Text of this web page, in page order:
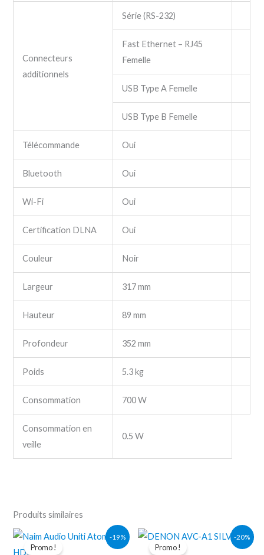
Connecteurs
additionnels
Série (RS-232)
Fast Ethernet – RJ45
Femelle
USB Type A Femelle
USB Type B Femelle
Télécommande Oui
Bluetooth Oui
Wi-Fi Oui
Certification DLNA Oui
Couleur Noir
Largeur 317 mm
Hauteur 89 mm
Profondeur 352 mm
Poids 5.3 kg
Consommation 700 W
Consommation en
veille
0.5 W
Produits similaires
-19%
Promo !
Le
prix
initial
Le
prix
-20%
Promo !
Le
prix
initial
Le
prix